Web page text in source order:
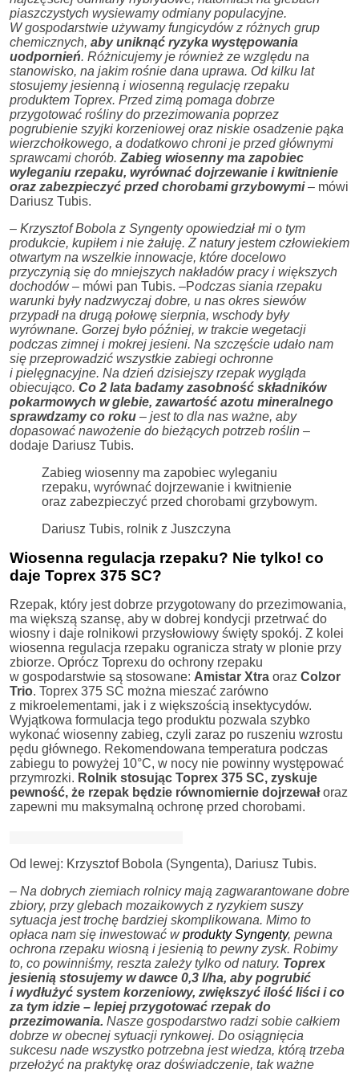
piaszczystych wysiewamy odmiany populacyjne.
W gospodarstwie używamy fungicydów z różnych grup
chemicznych, aby uniknąć ryzyka występowania
uodpornień. Różnicujemy je również ze względu na
stanowisko, na jakim rośnie dana uprawa. Od kilku lat
stosujemy jesienną i wiosenną regulację rzepaku
produktem Toprex. Przed zimą pomaga dobrze
przygotować rośliny do przezimowania poprzez
pogrubienie szyjki korzeniowej oraz niskie osadzenie pąka
wierzchołkowego, a dodatkowo chroni je przed głównymi
sprawcami chorób. Zabieg wiosenny ma zapobiec
wyleganiu rzepaku, wyrównać dojrzewanie i kwitnienie
oraz zabezpieczyć przed chorobami grzybowymi– mówi
Dariusz Tubis.
– Krzysztof Bobola z Syngenty opowiedział mi o tym
produkcie, kupiłem i nie żałuję. Z natury jestem człowiekiem
otwartym na wszelkie innowacje, które docelowo
przyczynią się do mniejszych nakładów pracy i większych
dochodów– mówi pan Tubis. –Podczas siania rzepaku
warunki były nadzwyczaj dobre, u nas okres siewów
przypadł na drugą połowę sierpnia, wschody były
wyrównane. Gorzej było później, w trakcie wegetacji
podczas zimnej i mokrej jesieni. Na szczęście udało nam
się przeprowadzić wszystkie zabiegi ochronne
i pielęgnacyjne. Na dzień dzisiejszy rzepak wygląda
obiecująco. Co 2 lata badamy zasobność składników
pokarmowych w glebie, zawartość azotu mineralnego
sprawdzamy co roku – jest to dla nas ważne, aby
dopasować nawożenie do bieżących potrzeb roślin –
dodaje Dariusz Tubis.
Zabieg wiosenny ma zapobiec wyleganiu
rzepaku, wyrównać dojrzewanie i kwitnienie
oraz zabezpieczyć przed chorobami grzybowym.
Dariusz Tubis, rolnik z Juszczyna
Wiosenna regulacja rzepaku? Nie tylko! co
daje Toprex 375 SC?
Rzepak, który jest dobrze przygotowany do przezimowania,
ma większą szansę, aby w dobrej kondycji przetrwać do
wiosny i daje rolnikowi przysłowiowy święty spokój. Z kolei
wiosenna regulacja rzepaku ogranicza straty w plonie przy
zbiorze. Oprócz Toprexu do ochrony rzepaku
w gospodarstwie są stosowane: Amistar Xtra oraz Colzor
Trio. Toprex 375 SC można mieszać zarówno
z mikroelementami, jak i z większością insektycydów.
Wyjątkowa formulacja tego produktu pozwala szybko
wykonać wiosenny zabieg, czyli zaraz po ruszeniu wzrostu
pędu głównego. Rekomendowana temperatura podczas
zabiegu to powyżej 10°C, w nocy nie powinny występować
przymrozki. Rolnik stosując Toprex 375 SC, zyskuje
pewność, że rzepak będzie równomiernie dojrzewałoraz
zapewni mu maksymalną ochronę przed chorobami.
Od lewej: Krzysztof Bobola (Syngenta), Dariusz Tubis.
– Na dobrych ziemiach rolnicy mają zagwarantowane dobre
zbiory, przy glebach mozaikowych z ryzykiem suszy
sytuacja jest trochę bardziej skomplikowana. Mimo to
opłaca nam się inwestować wprodukty Syngenty, pewna
ochrona rzepaku wiosną i jesienią to pewny zysk. Robimy
to, co powinniśmy, reszta zależy tylko od natury. Toprex
jesienią stosujemy w dawce 0,3 l/ha, aby pogrubić
i wydłużyć system korzeniowy, zwiększyć ilość liści i co
za tym idzie – lepiej przygotować rzepak do
przezimowania. Nasze gospodarstwo radzi sobie całkiem
dobrze w obecnej sytuacji rynkowej. Do osiągnięcia
sukcesu nade wszystko potrzebna jest wiedza, którą trzeba
przełożyć na praktykę oraz doświadczenie, tak ważne